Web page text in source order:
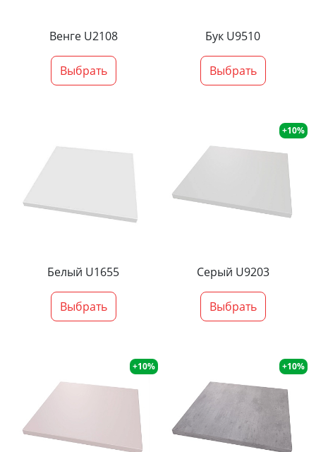
Венге U2108
Выбрать
Бук U9510
Выбрать
Белый U1655
Выбрать
+10%
Серый U9203
Выбрать
+10% +10%